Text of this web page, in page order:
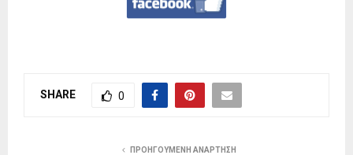
SHARE 0
ΠΡΟΗΓΟΎΜΕΝΗ ΑΝΆΡΤΗΣΗ